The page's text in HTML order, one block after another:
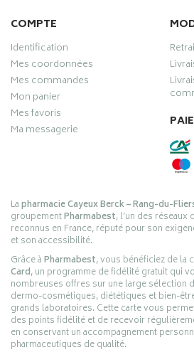
COMPTE
Identification
Mes coordonnées
Mes commandes
Mon panier
Mes favoris
Ma messagerie
Lapharmacie Cayeux Berck – Rang-du-
groupementPharmabest, l’un des
reconnus en France, réputé pour son
et son accessibilité.
Grâce àPharmabest, vous bénéficiez de la
Card, un programme de fidélité gratuit qui
nombreuses offres sur une large sélection
dermo-cosmétiques, diététiques et bien-
grands laboratoires. Cette carte vous
des points fidélité et de recevoir
en conservant un accompagnement
pharmaceutiques de qualité.